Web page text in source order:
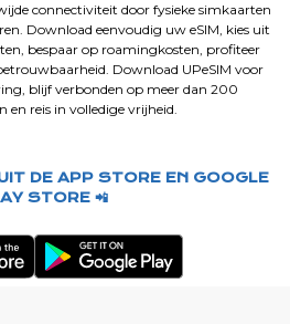
connectiviteit door fysieke simkaarten
Download eenvoudig uw eSIM, kies uit
bespaar op roamingkosten, profiteer
Download UPeSIM voor
blijf verbonden op meer dan 200
en reis in volledige vrijheid.
DE APP STORE EN GOOGLE
STORE 📲